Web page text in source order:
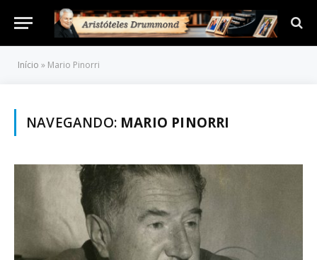
Início » Mario Pinorri
NAVEGANDO: MARIO PINORRI